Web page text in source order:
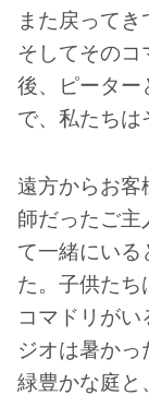
また戻ってき
そしてそのコ
後、ピーター
で、私たちは
遠方からお客
師だったご主
て一緒にいる
た。子供たち
コマドリが
ジオは暑かっ
緑豊かな庭と